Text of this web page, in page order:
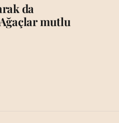
da
mutlu